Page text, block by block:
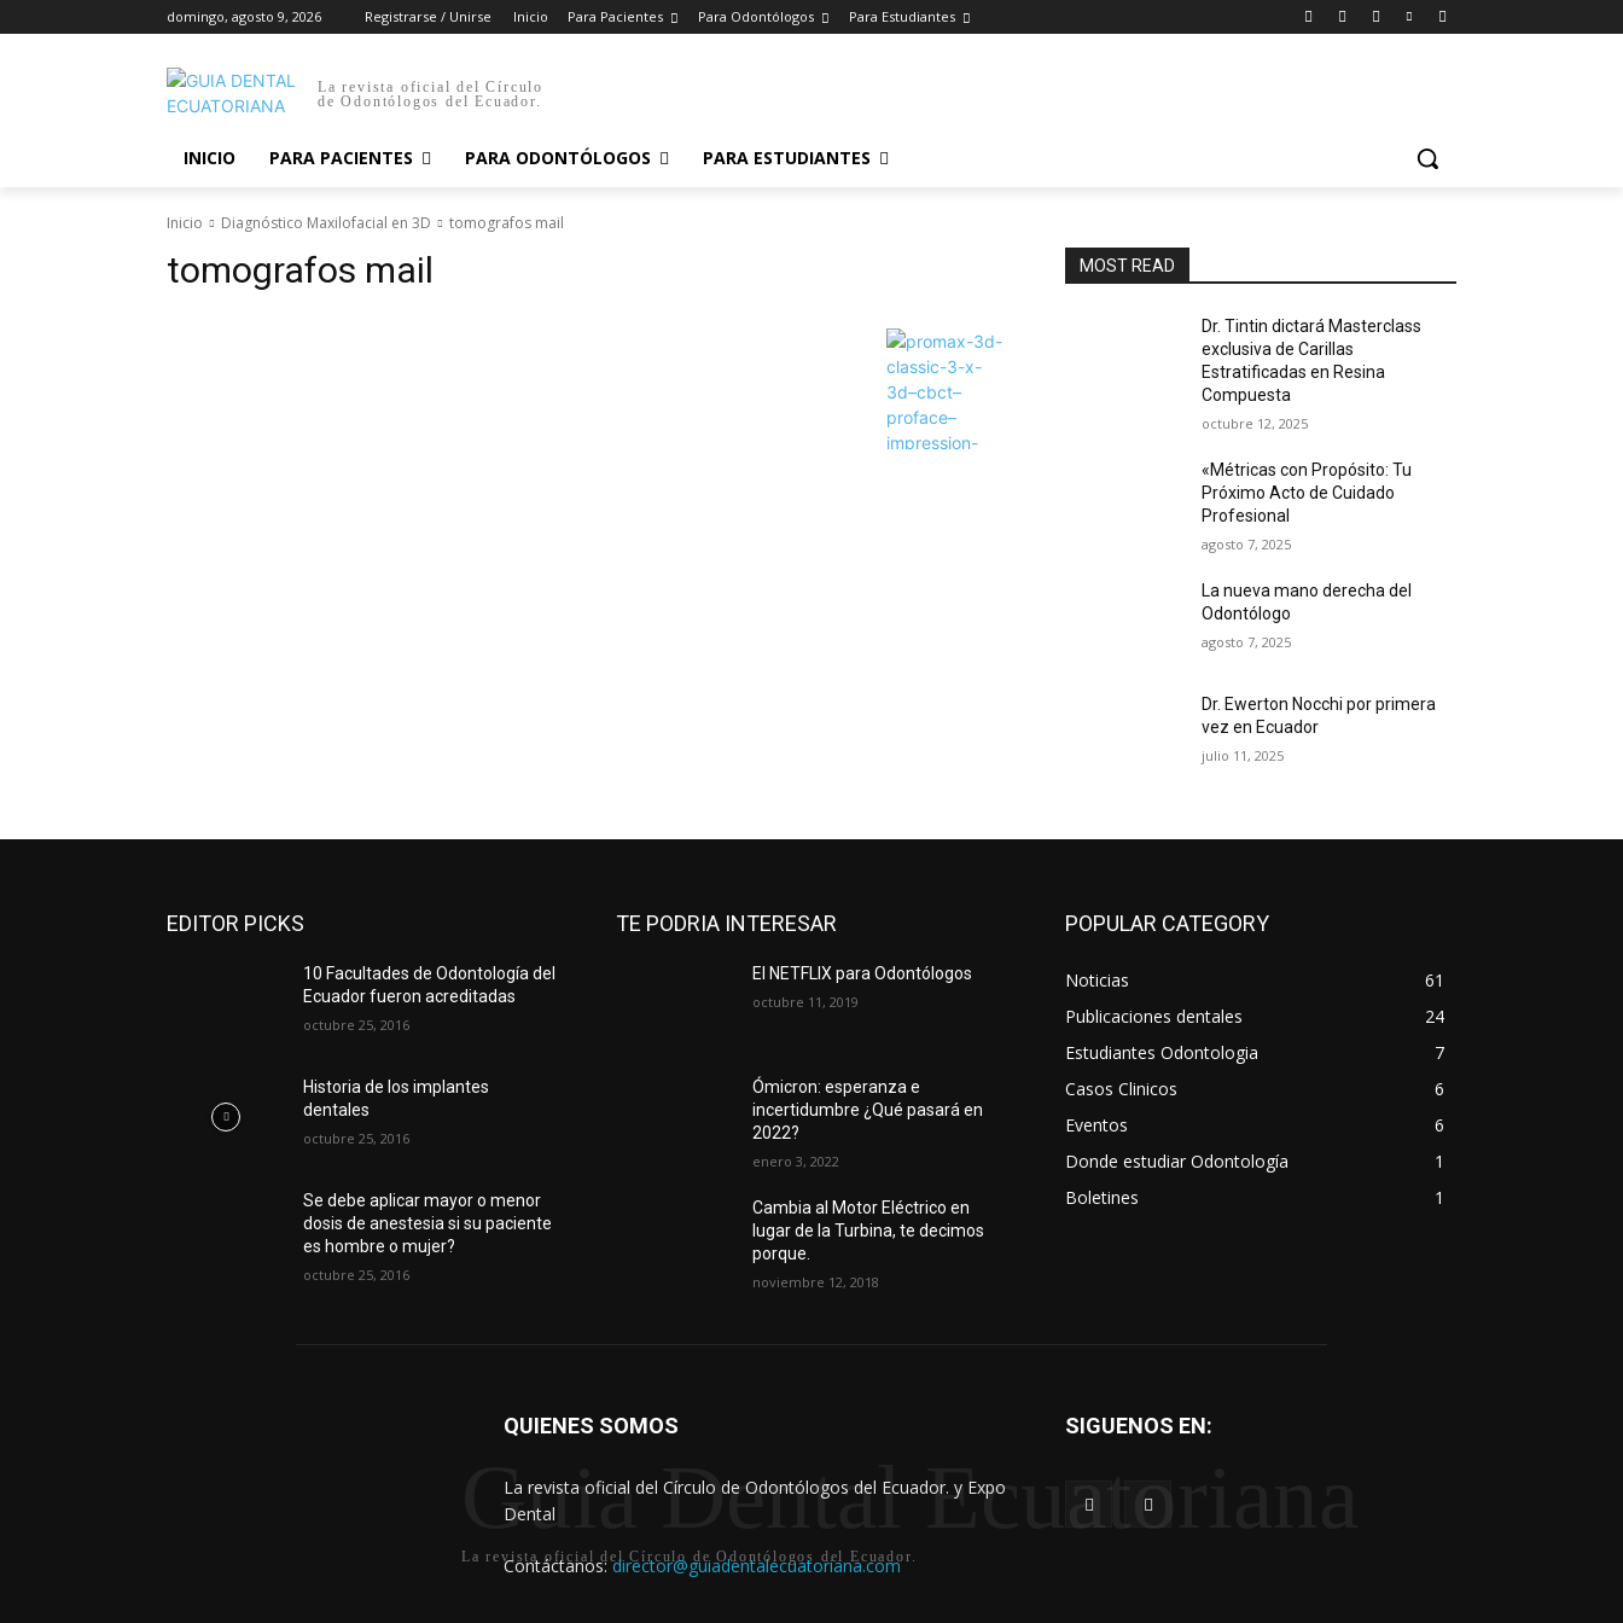
domingo, agosto 9, 2026 Registrarse / Unirse Inicio Para Pacientes Para Odontólogos Para Estudiantes
La revista oficial del Círculo
de Odontólogos del Ecuador.
INICIO PARA PACIENTES PARA ODONTÓLOGOS PARA ESTUDIANTES
Inicio Diagnóstico Maxilofacial en 3D tomografos mail
tomografos mail MOST READ
Dr. Tintin dictará Masterclass
exclusiva de Carillas
Estratificadas en Resina
Compuesta
octubre 12, 2025
«Métricas con Propósito: Tu
Próximo Acto de Cuidado
Profesional
agosto 7, 2025
La nueva mano derecha del
Odontólogo
agosto 7, 2025
Dr. Ewerton Nocchi por primera
vez en Ecuador
julio 11, 2025
EDITOR PICKS
10 Facultades de Odontología del
Ecuador fueron acreditadas
octubre 25, 2016
Historia de los implantes
dentales
octubre 25, 2016
Se debe aplicar mayor o menor
dosis de anestesia si su paciente
es hombre o mujer?
octubre 25, 2016
TE PODRIA INTERESAR
El NETFLIX para Odontólogos
octubre 11, 2019
Ómicron: esperanza e
incertidumbre ¿Qué pasará en
2022?
enero 3, 2022
Cambia al Motor Eléctrico en
lugar de la Turbina, te decimos
porque.
noviembre 12, 2018
POPULAR CATEGORY
Noticias
61
Publicaciones dentales
24
Estudiantes Odontologia
7
Casos Clinicos
6
Eventos
6
Donde estudiar Odontología
1
Boletines
1
Guia Dental Ecuatoriana
La revista oficial del Círculo de Odontólogos del Ecuador.
QUIENES SOMOS
La revista oficial del Círculo de Odontólogos del Ecuador. y Expo
Dental
Contáctanos:director@guiadentalecuatoriana.com
SIGUENOS EN: